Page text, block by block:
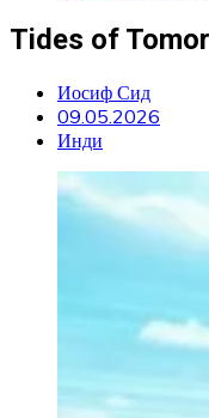
Tides of
Иосиф Сид
09.05.2026
Инди